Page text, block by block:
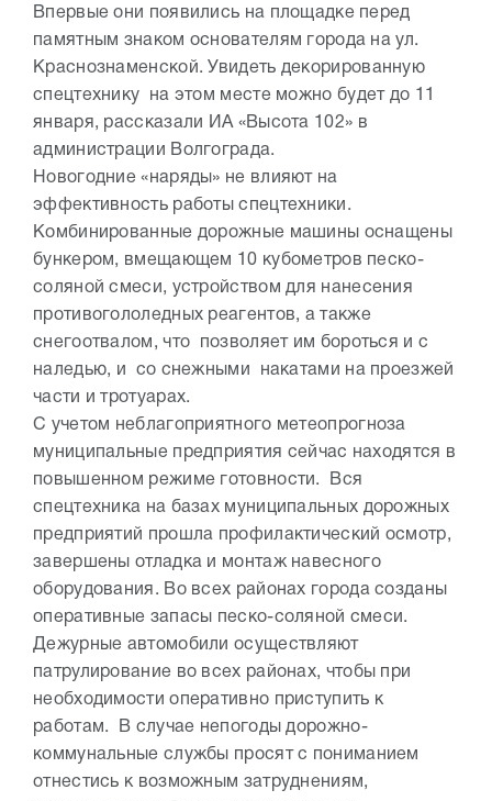
Впервые они появились на площадке перед
памятным знаком основателям города на ул.
Краснознаменской. Увидеть декорированную
спецтехнику на этом месте можно будет до 11
января, рассказали ИА «Высота 102» в
администрации Волгограда.
Новогодние «наряды» не влияют на
эффективность работы спецтехники.
Комбинированные дорожные машины оснащены
бункером, вмещающем 10 кубометров песко-
соляной смеси, устройством для нанесения
противогололедных реагентов, а также
снегоотвалом, что позволяет им бороться и с
наледью, и со снежными накатами на проезжей
части и тротуарах.
С учетом неблагоприятного метеопрогноза
муниципальные предприятия сейчас находятся в
повышенном режиме готовности. Вся
спецтехника на базах муниципальных дорожных
предприятий прошла профилактический осмотр,
завершены отладка и монтаж навесного
оборудования. Во всех районах города созданы
оперативные запасы песко-соляной смеси.
Дежурные автомобили осуществляют
патрулирование во всех районах, чтобы при
необходимости оперативно приступить к
работам. В случае непогоды дорожно-
коммунальные службы просят с пониманием
отнестись к возможным затруднениям,